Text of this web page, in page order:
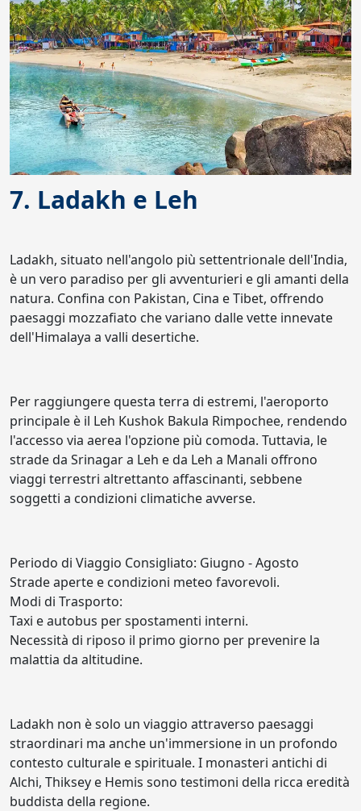
7. Ladakh e Leh
Ladakh, situato nell'angolo più settentrionale dell'India,
è un vero paradiso per gli avventurieri e gli amanti della
natura. Confina con Pakistan, Cina e Tibet, offrendo
paesaggi mozzafiato che variano dalle vette innevate
dell'Himalaya a valli desertiche.
Per raggiungere questa terra di estremi, l'aeroporto
principale è il Leh Kushok Bakula Rimpochee, rendendo
l'accesso via aerea l'opzione più comoda. Tuttavia, le
strade da Srinagar a Leh e da Leh a Manali offrono
viaggi terrestri altrettanto affascinanti, sebbene
soggetti a condizioni climatiche avverse.
Periodo di Viaggio Consigliato: Giugno - Agosto
Strade aperte e condizioni meteo favorevoli.
Modi di Trasporto:
Taxi e autobus per spostamenti interni.
Necessità di riposo il primo giorno per prevenire la
malattia da altitudine.
Ladakh non è solo un viaggio attraverso paesaggi
straordinari ma anche un'immersione in un profondo
contesto culturale e spirituale. I monasteri antichi di
Alchi, Thiksey e Hemis sono testimoni della ricca eredità
buddista della regione.